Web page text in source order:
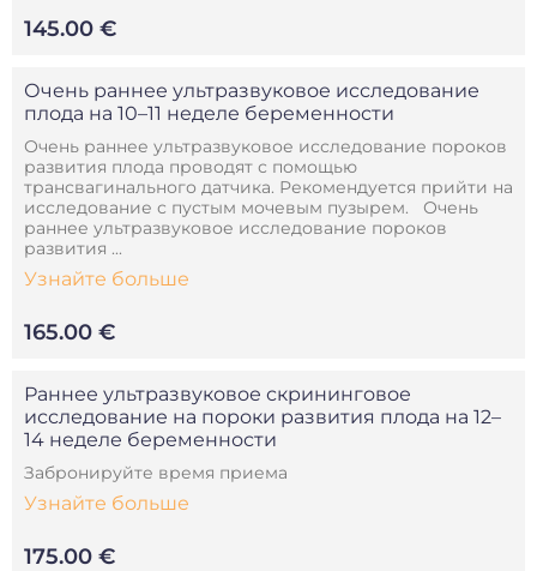
145.00 €
Очень раннее ультразвуковое исследование
плода на 10–11 неделе беременности
Очень раннее ультразвуковое исследование пороков
развития плода проводят с помощью
трансвагинального датчика. Рекомендуется прийти на
исследование с пустым мочевым пузырем. Очень
раннее ультразвуковое исследование пороков
развития ...
Узнайте больше
165.00 €
Раннее ультразвуковое скрининговое
исследование на пороки развития плода на 12–
14 неделе беременности
Забронируйте время приема
Узнайте больше
175.00 €